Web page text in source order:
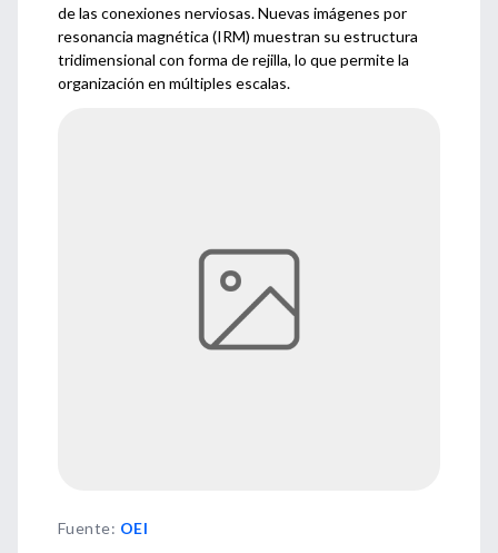
de las conexiones nerviosas. Nuevas imágenes por
resonancia magnética (IRM) muestran su estructura
tridimensional con forma de rejilla, lo que permite la
organización en múltiples escalas.
Fuente: OEI